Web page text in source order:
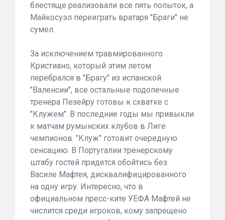
блестяще реализовали все пять попыток, а
Майкосуэл переиграть вратаря "Браги" не
сумел.
За исключением травмированного
Кристиано, который этим летом
перебрался в "Брагу" из испанской
"Валенсии", все остальные подопечные
тренера Пезейру готовы к схватке с
"Клужем". В последние годы мы привыкли
к матчам румынских клубов в Лиге
чемпионов. "Клуж" готовит очередную
сенсацию. В Португалии тренерскому
штабу гостей придется обойтись без
Василе Мафтея, дисквалифицированного
на одну игру. Интересно, что в
официальном пресс-ките УЕФА Мафтей не
числится среди игроков, кому запрещено